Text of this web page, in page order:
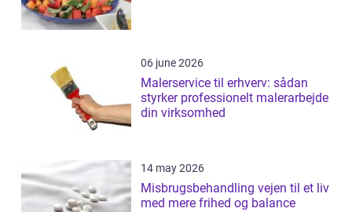
06 june 2026
Malerservice til erhverv: sådan
styrker professionelt malerarbejde
din virksomhed
14 may 2026
Misbrugsbehandling vejen til et liv
med mere frihed og balance